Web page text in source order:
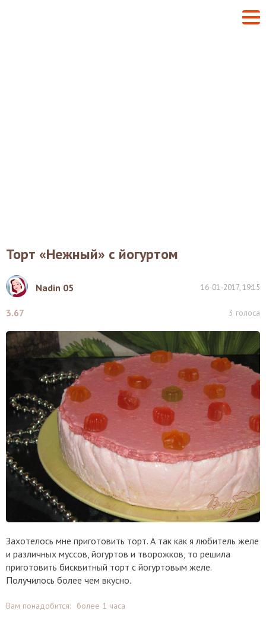
Торт «Нежный» с йогуртом
Nadin 05 16-01-2017, 19:15
3.67 3 голоса
Захотелось мне приготовить торт. А так как я любитель желе
и различных муссов, йогуртов и творожков, то решила
приготовить бисквитный торт с йогуртовым желе.
Получилось более чем вкусно.
Вам понадобится:
более 1 часа